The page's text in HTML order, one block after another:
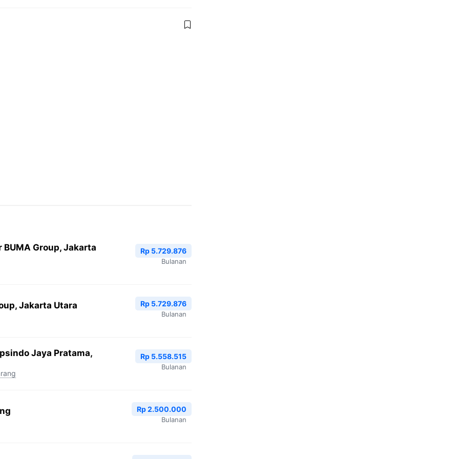
Group, Jakarta
Rp 5.729.876
Bulanan
Jakarta Utara Rp 5.729.876
Bulanan
Jaya Pratama,
Rp 5.558.515
Bulanan
Rp 2.500.000
Bulanan